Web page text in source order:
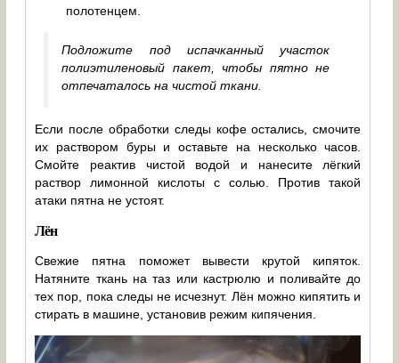
полотенцем.
Подложите под испачканный участок
полиэтиленовый пакет, чтобы пятно не
отпечаталось на чистой ткани.
Если после обработки следы кофе остались, смочите
их раствором буры и оставьте на несколько часов.
Смойте реактив чистой водой и нанесите лёгкий
раствор лимонной кислоты с солью. Против такой
атаки пятна не устоят.
Лён
Свежие пятна поможет вывести крутой кипяток.
Натяните ткань на таз или кастрюлю и поливайте до
тех пор, пока следы не исчезнут. Лён можно кипятить и
стирать в машине, установив режим кипячения.